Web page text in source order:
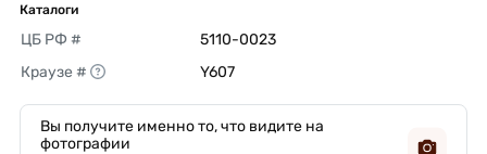
Каталоги
ЦБ РФ #
5110-0023
Краузе #
Y607
Вы получите именно то, что видите на
фотографии